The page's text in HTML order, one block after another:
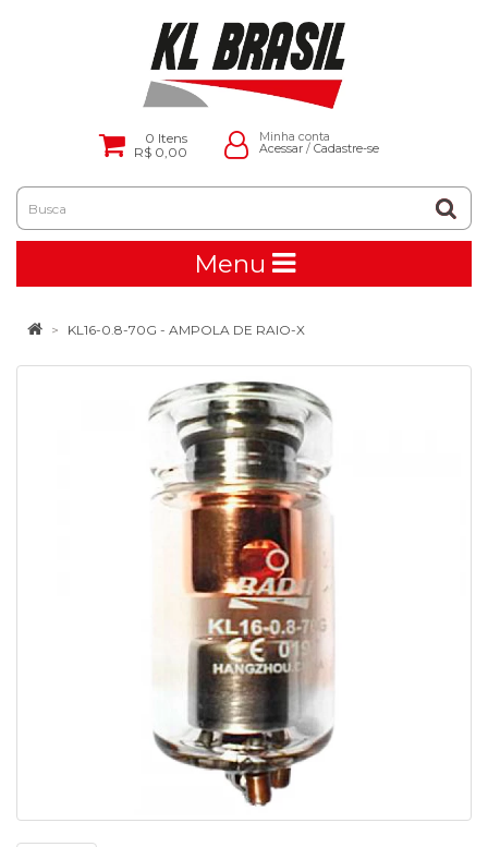
0 Itens
R$ 0,00
Minha conta
Acessar/ Cadastre-se
Menu
KL16-0.8-70G - AMPOLA DE RAIO-X